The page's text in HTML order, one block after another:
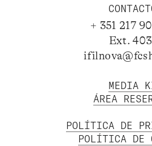
+ 351 217
Ext.
MEDIA
ÁREA
POLÍTICA DE
POLÍTICA DE